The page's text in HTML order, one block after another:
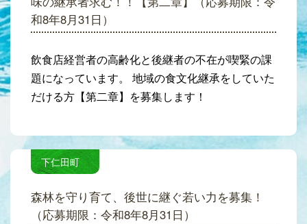
和8年8月31日）
飲食店経営者の高齢化と後継者の不在が喫緊の課
題になっています。 地域の食文化継承をしていた
だける方【第二章】を募集します！
下仁田町
森林を守り育て、後世に継ぐ若い力を募集！
（応募期限：令和8年8月31日）